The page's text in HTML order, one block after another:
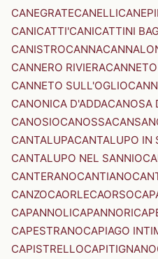
CANEGRATECANELLI
CANICATTI'CANICATTINI
CANISTROCANNA
CANNERO RIVIERA
CANNETO SULL'OGLIO
CANONICA D'ADDACANOSA
CANOSIOCANOSSA
CANTALUPACANTALUPO IN
CANTALUPO NEL SANNIO
CANTERANOCANTIANO
CANZOCAORLECAORSO
CAPANNOLICAPANNORI
CAPESTRANOCAPIAGO
CAPISTRELLOCAPITIGNANO